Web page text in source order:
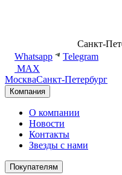
Санкт-
Whatsapp
Telegram
MAX
МоскваСанкт-Петербург
Компания
О компании
Новости
Контакты
Звезды с нами
Покупателям